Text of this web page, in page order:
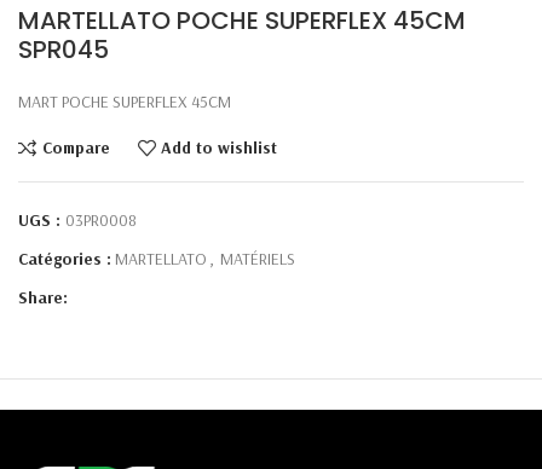
MARTELLATO POCHE SUPERFLEX 45CM
SPR045
MART POCHE SUPERFLEX 45CM
Compare Add to wishlist
UGS : 03PR0008
Catégories : MARTELLATO , MATÉRIELS
Share: